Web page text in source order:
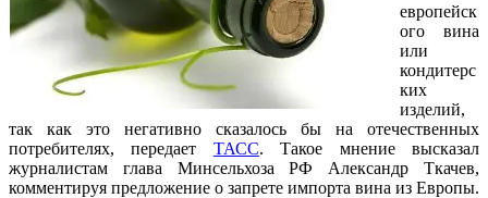
европейск
ого вина
или
кондитерс
ких
изделий,
так как это негативно сказалось бы на отечественных
потребителях, передает ТАСС. Такое мнение высказал
журналистам глава Минсельхоза РФ Александр Ткачев,
комментируя предложение о запрете импорта вина из Европы.